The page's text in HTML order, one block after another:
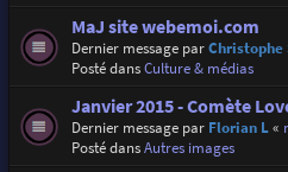
MaJ site webemoi.com
Dernier message parChristophe
Posté dansCulture & médias
Janvier 2015 - Comète
Dernier message par Florian L«
Posté dansAutres images